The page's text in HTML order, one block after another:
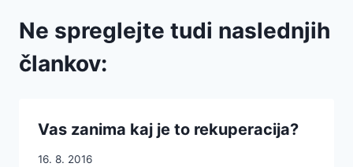
Ne spreglejte tudi naslednjih
člankov:
Vas zanima kaj je to rekuperacija?
16. 8. 2016